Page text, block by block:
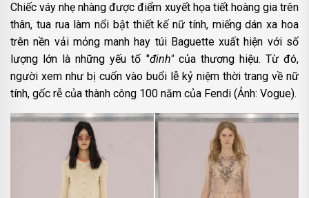
Chiếc váy nhẹ nhàng được điểm xuyết họa tiết hoàng gia trên
thân, tua rua làm nổi bật thiết kế nữ tính, miếng dán xa hoa
trên nền vải mỏng manh hay túi Baguette xuất hiện với số
lượng lớn là những yếu tố "đinh"của thương hiệu. Từ đó,
người xem như bị cuốn vào buổi lễ kỷ niệm thời trang về nữ
tính, gốc rễ của thành công 100 năm của Fendi (Ảnh: Vogue).